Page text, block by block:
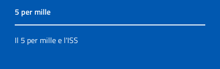
5 per mille
Il 5 per mille e l'ISS